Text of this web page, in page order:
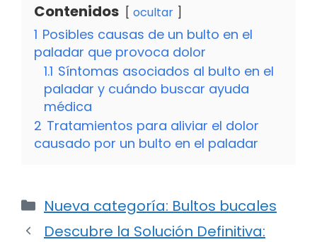
Contenidos ocultar
1 Posibles causas de un bulto en el
paladar que provoca dolor
1.1 Síntomas asociados al bulto en el
paladar y cuándo buscar ayuda
médica
2 Tratamientos para aliviar el dolor
causado por un bulto en el paladar
Categorías
Nueva categoría: Bultos bucales
Descubre la Solución Definitiva: